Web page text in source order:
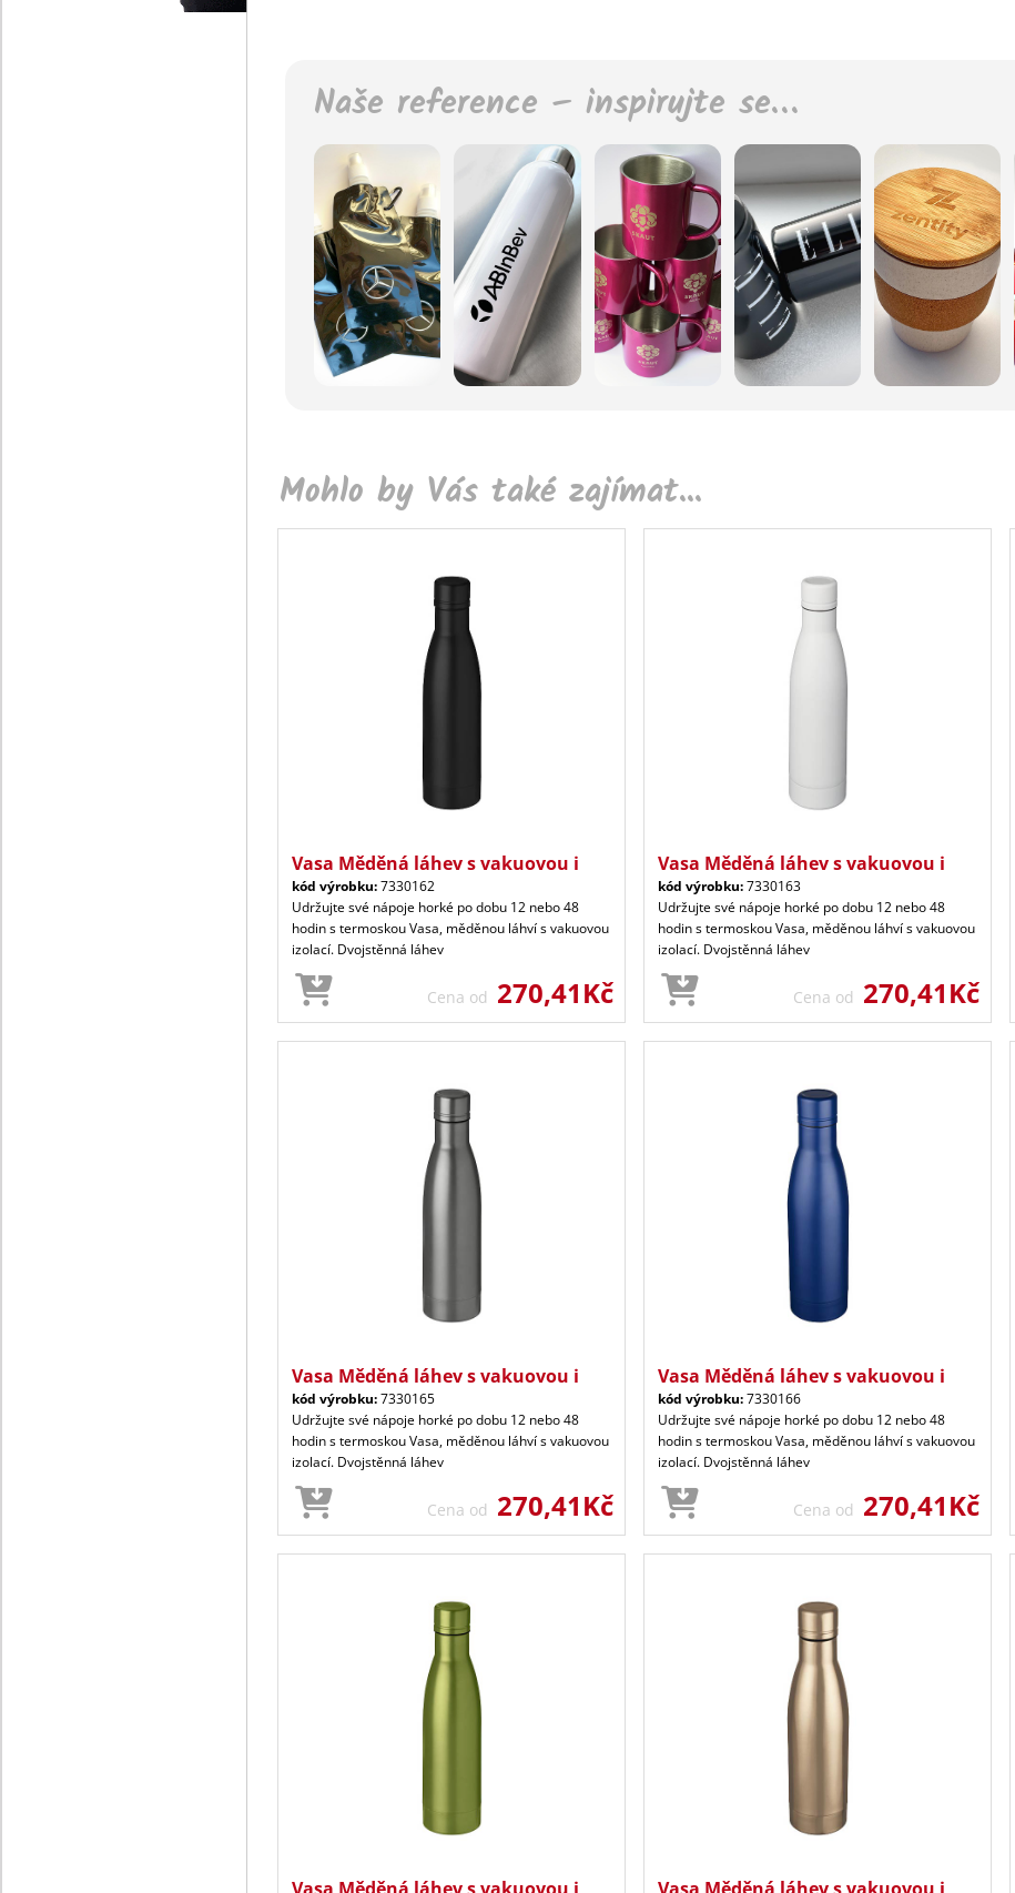
Naše reference – inspirujte se…
Mohlo by Vás také zajímat...
Vasa Měděná láhev s vakuovou i
kód výrobku:7330162
Udržujte své nápoje horké po dobu 12 nebo 48
hodin s termoskou Vasa, měděnou láhví s vakuovou
izolací. Dvojstěnná láhev
Cena od 270,41Kč
Vasa Měděná láhev s vakuovou i
kód výrobku:7330163
Udržujte své nápoje horké po dobu 12 nebo 48
hodin s termoskou Vasa, měděnou láhví s vakuovou
izolací. Dvojstěnná láhev
Cena od 270,41Kč
Vasa Měděná láhev s vakuovou i
kód výrobku:7330165
Udržujte své nápoje horké po dobu 12 nebo 48
hodin s termoskou Vasa, měděnou láhví s vakuovou
izolací. Dvojstěnná láhev
Cena od 270,41Kč
Vasa Měděná láhev s vakuovou i
kód výrobku:7330166
Udržujte své nápoje horké po dobu 12 nebo 48
hodin s termoskou Vasa, měděnou láhví s vakuovou
izolací. Dvojstěnná láhev
Cena od 270,41Kč